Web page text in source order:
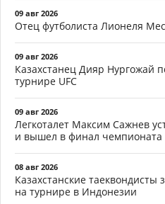
09 авг 2026
Отец футболиста Лионеля
09 авг 2026
Казахстанец Дияр Нургожай
турнире UFC
09 авг 2026
Легкоталет Максим Сажнев
и вышел в финал чемпионата
08 авг 2026
Казахстанские
на турнире в Индонезии